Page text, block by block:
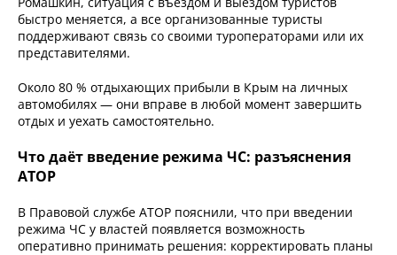
быстро меняется, а все организованные туристы
поддерживают связь со своими туроператорами или их
представителями.
Около 80 % отдыхающих прибыли в Крым на личных
автомобилях — они вправе в любой момент завершить
отдых и уехать самостоятельно.
Что даёт введение режима ЧС: разъяснения
АТОР
В Правовой службе АТОР пояснили, что при введении
режима ЧС у властей появляется возможность
оперативно принимать решения: корректировать планы